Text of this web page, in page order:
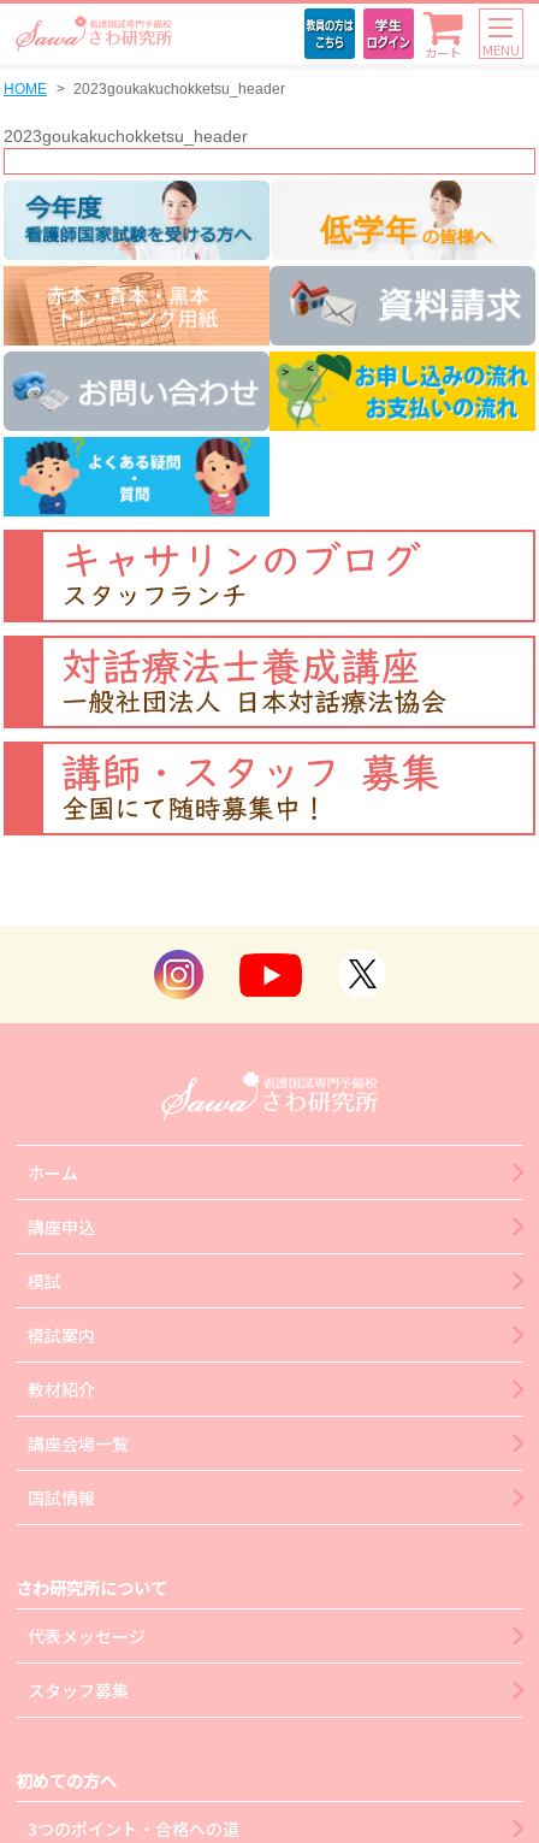
カート MENU
HOME 2023goukakuchokketsu_header
2023goukakuchokketsu_header
ホーム
講座申込
模試
模試案内
教材紹介
講座会場一覧
国試情報
さわ研究所について
代表メッセージ
スタッフ募集
初めての方へ
3つのポイント・合格への道